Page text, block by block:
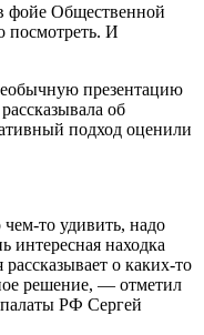
фойе Общественной
посмотреть. И
презентацию
об
подход оценили
то удивить, надо
интересная находка
о каких-то
решение, — отметил
РФ Сергей